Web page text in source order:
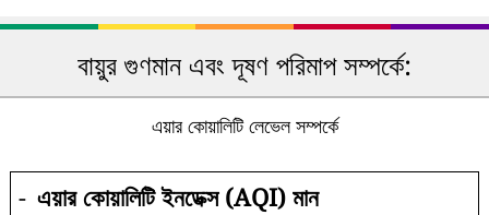
বায়ুর গুণমান এবং দূষণ পরিমাপ সম্পর্কে:
এয়ার কোয়ালিটি লেভেল সম্পর্কে
- এয়ার কোয়ালিটি ইনডেক্স (AQI) মান